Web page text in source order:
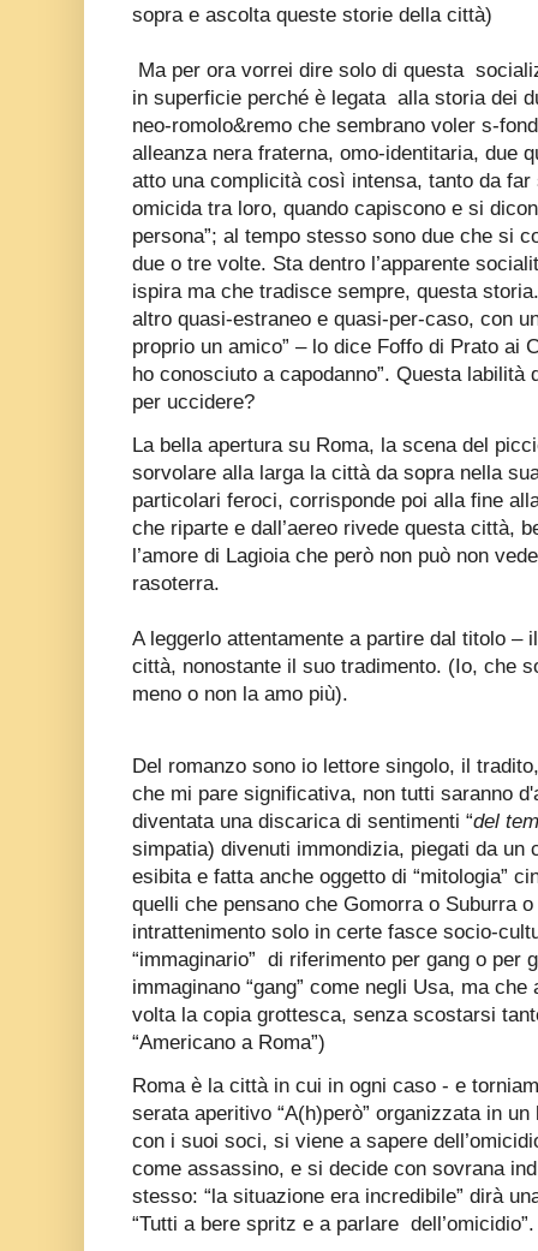
sopra e ascolta queste storie della città)
Ma per ora vorrei dire solo di questa
in superficie perché è legata alla storia dei
neo-romolo&remo che sembrano voler s-
alleanza nera fraterna, omo-identitaria, due
atto una complicità così intensa, tanto da
omicida tra loro, quando capiscono e si
persona”; al tempo stesso sono due che si
due o tre volte. Sta dentro l’apparente
ispira ma che tradisce sempre, questa
altro quasi-estraneo e quasi-per-caso, con
proprio un amico” – lo dice Foffo di Prato ai
ho conosciuto a capodanno”. Questa
per uccidere?
La bella apertura su Roma, la scena del
sorvolare alla larga la città da sopra nella
particolari feroci, corrisponde poi alla fine
che riparte e dall’aereo rivede questa città,
l’amore di Lagioia che però non può non
rasoterra.
A leggerlo attentamente a partire dal titolo –
città, nonostante il suo tradimento. (Io, che
meno o non la amo più).
Del romanzo sono io lettore singolo, il
che mi pare significativa, non tutti saranno
diventata una discarica di sentimenti “del
simpatia) divenuti immondizia, piegati da un
esibita e fatta anche oggetto di “mitologia”
quelli che pensano che Gomorra o Suburra
intrattenimento solo in certe fasce socio-
“immaginario” di riferimento per gang o per
immaginano “gang” come negli Usa, ma
volta la copia grottesca, senza scostarsi
“Americano a Roma”)
Roma è la città in cui in ogni caso - e
serata aperitivo “A(h)però” organizzata in
con i suoi soci, si viene a sapere
come assassino, e si decide con sovrana
stesso: “la situazione era incredibile” dirà
“Tutti a bere spritz e a parlare